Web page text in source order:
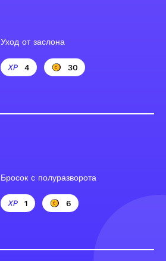
Уход от заслона
4 30
Бросок с полуразворота
1 6